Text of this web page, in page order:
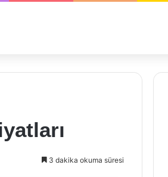
3 dakika okuma süresi